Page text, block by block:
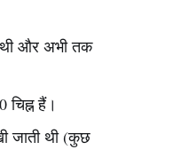
थी और अभी तक
हैं।
जाती थी (कुछ